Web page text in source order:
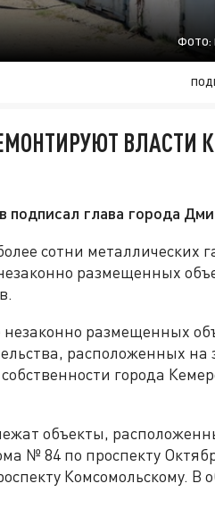
ФОТО:
ВЛАСТИ
подписал глава города
сотни металлических
размещенных
размещенных
расположенных на
города
объекты,
№ 84 по проспекту
Комсомольскому. В